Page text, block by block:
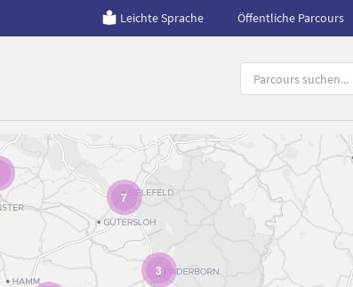
Leichte Sprache Öffentliche Parcours
3
7